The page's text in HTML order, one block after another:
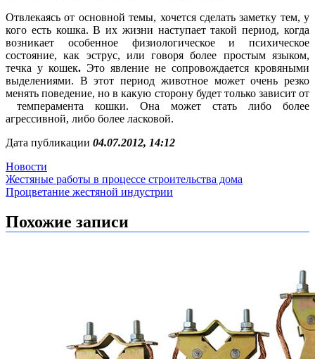
Отвлекаясь от основной темы, хочется сделать заметку тем, у
кого есть кошка. В их жизни наступает такой период, когда
возникает особенное физиологическое и психическое
состояние, как эструс, или говоря более простым языком,
течка у кошек. Это явление не сопровождается кровяными
выделениями. В этот период животное может очень резко
менять поведение, но в какую сторону будет только зависит от
темперамента кошки. Она может стать либо более
агрессивной, либо более ласковой.
Дата публикации 04.07.2012, 14:12
Новости
Навигация
по
записям
Жестяные работы в процессе строительства дома
Процветание жестяной индустрии
Похожие записи